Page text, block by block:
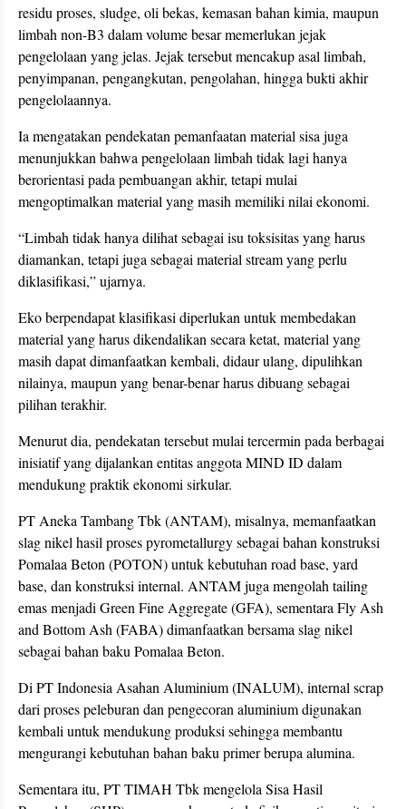
residu proses, sludge, oli bekas, kemasan bahan kimia, maupun
limbah non-B3 dalam volume besar memerlukan jejak
pengelolaan yang jelas. Jejak tersebut mencakup asal limbah,
penyimpanan, pengangkutan, pengolahan, hingga bukti akhir
pengelolaannya.
Ia mengatakan pendekatan pemanfaatan material sisa juga
menunjukkan bahwa pengelolaan limbah tidak lagi hanya
berorientasi pada pembuangan akhir, tetapi mulai
mengoptimalkan material yang masih memiliki nilai ekonomi.
“Limbah tidak hanya dilihat sebagai isu toksisitas yang harus
diamankan, tetapi juga sebagai material stream yang perlu
diklasifikasi,” ujarnya.
Eko berpendapat klasifikasi diperlukan untuk membedakan
material yang harus dikendalikan secara ketat, material yang
masih dapat dimanfaatkan kembali, didaur ulang, dipulihkan
nilainya, maupun yang benar-benar harus dibuang sebagai
pilihan terakhir.
Menurut dia, pendekatan tersebut mulai tercermin pada berbagai
inisiatif yang dijalankan entitas anggota MIND ID dalam
mendukung praktik ekonomi sirkular.
PT Aneka Tambang Tbk (ANTAM), misalnya, memanfaatkan
slag nikel hasil proses pyrometallurgy sebagai bahan konstruksi
Pomalaa Beton (POTON) untuk kebutuhan road base, yard
base, dan konstruksi internal. ANTAM juga mengolah tailing
emas menjadi Green Fine Aggregate (GFA), sementara Fly Ash
and Bottom Ash (FABA) dimanfaatkan bersama slag nikel
sebagai bahan baku Pomalaa Beton.
Di PT Indonesia Asahan Aluminium (INALUM), internal scrap
dari proses peleburan dan pengecoran aluminium digunakan
kembali untuk mendukung produksi sehingga membantu
mengurangi kebutuhan bahan baku primer berupa alumina.
Sementara itu, PT TIMAH Tbk mengelola Sisa Hasil